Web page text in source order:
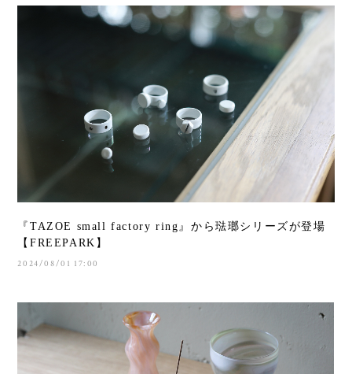
『TAZOE small factory ring』から琺瑯シリーズが登場
【FREEPARK】
2024/08/01 17:00